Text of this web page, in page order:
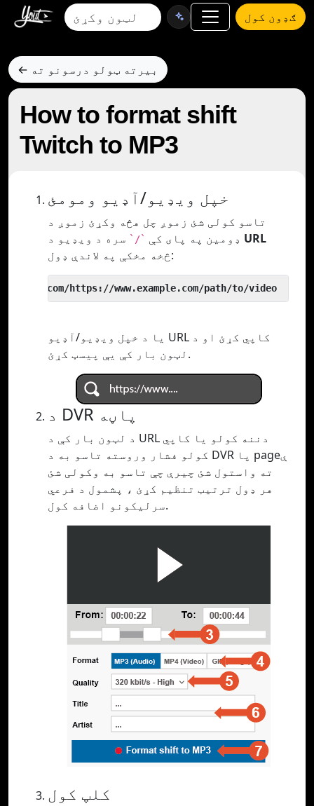
ګډون کول
← بیرته ټولو درسونو ته
How to format shift
Twitch to MP3
خپل ویډیو/آډیو ومومئ
تاسو کولی شئ زموږ چل هڅه وکړئ زموږ د
ډومین په پای کې `/`
URL
څخه مخکې په لاندې ډول:
یا د خپل ویډیو/آډیو URL کاپي کړئ او د
لټون بار کې یې پیسټ کړئ.
د DVR پاڼه
د لټون بار کې د URL دننه کولو یا کاپي
کولو فشار وروسته تاسو به د DVR پا pageې
ته واستول شئ چیرې چې تاسو به وکولی شئ
هر ډول ترتیب تنظیم کړئ ، پشمول د فرعي
سرلیکونو اضافه کول.
کلپ کول